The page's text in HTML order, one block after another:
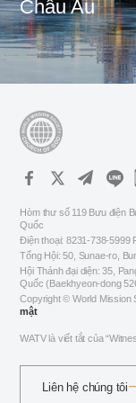
Châu Âu
Hòm thư số 119 Bưu điện
Quốc
Điện thoại: 8231-738-5999
Tổng Hội: 50, Sunae-ro,
Hội Thánh đại diện: 35,
Quốc (Baekhyeon-dong
Copyright © World Mission
mật
WATV là viết tắt của
Liên hệ chúng tôi